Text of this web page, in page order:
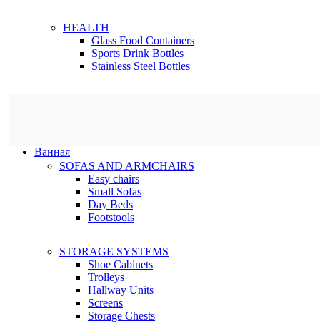
HEALTH
Glass Food Containers
Sports Drink Bottles
Stainless Steel Bottles
Ванная
SOFAS AND ARMCHAIRS
Easy chairs
Small Sofas
Day Beds
Footstools
STORAGE SYSTEMS
Shoe Cabinets
Trolleys
Hallway Units
Screens
Storage Chests